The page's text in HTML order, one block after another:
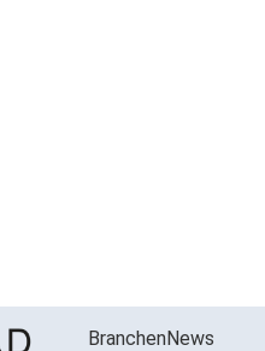
BranchenNews